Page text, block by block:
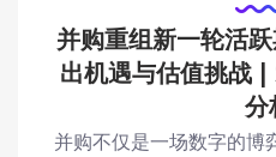
并购重组新一轮活
出机遇与估值挑战
分
并购不仅是一场数字的博